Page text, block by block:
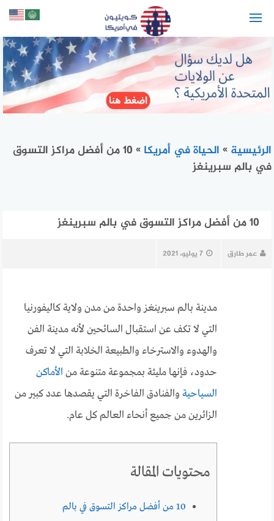
الرئيسية » الحياة في أمريكا »
10 من أفضل مراكز التسوق
في بالم سبرينغز
10 من أفضل مراكز التسوق في بالم سبرينغز
عمر طارق 7 يوليو، 2021
مدينة بالم سبرينغز واحدة من مدن ولاية كاليفورنيا
التي لا تكف عن استقبال السائحين لأنه مدينة الفن
والهدوء والاسترخاء والطبيعة الخلابة التي لا تعرف
حدود، فإنها مليئة بمجموعة متنوعة من الأماكن
السياحية والفنادق الفاخرة التي يقصدها عدد كبير من
الزائرين من جميع أنحاء العالم كل عام.
محتويات المقالة
10 من أفضل مراكز التسوق في بالم